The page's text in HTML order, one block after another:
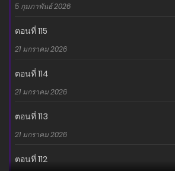
อ่านเรื่องนี้ก่อนใครได้ที่ MANGA-LC.NET เท่านั้
5 กุมภาพันธ์ 2026
ตอนที่ 115
21 มกราคม 2026
ตอนที่ 114
21 มกราคม 2026
ตอนที่ 113
21 มกราคม 2026
ตอนที่ 112